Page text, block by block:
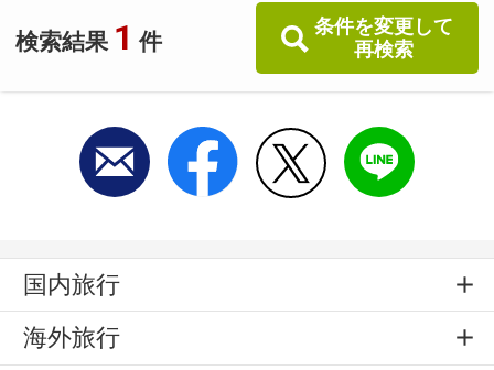
検索結果 1 件
条件を変更して
再検索
国内旅行
海外旅行